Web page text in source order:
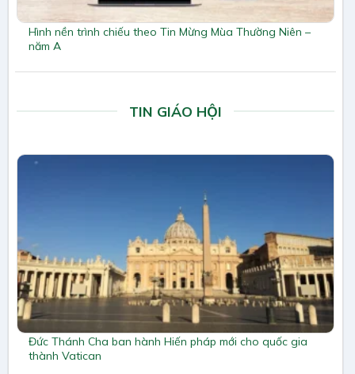
Hình nền trình chiếu theo Tin Mừng Mùa Thường Niên –
năm A
TIN GIÁO HỘI
Đức Thánh Cha ban hành Hiến pháp mới cho quốc gia
thành Vatican